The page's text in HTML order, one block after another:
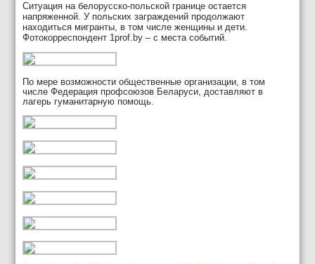
Ситуация на белорусско-польской границе остается
напряженной. У польских заграждений продолжают
находиться мигранты, в том числе женщины и дети.
Фотокорреспондент 1prof.by – с места событий.
По мере возможности общественные организации, в том
числе Федерация профсоюзов Беларуси, доставляют в
лагерь гуманитарную помощь.